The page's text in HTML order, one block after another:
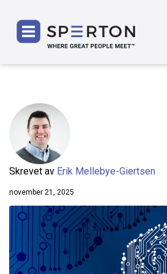
Skrevet av Erik Mellebye-Giertsen
november 21, 2025